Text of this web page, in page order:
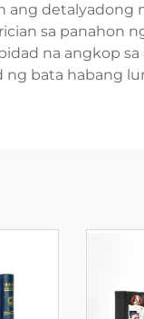
ang detalyadong
sa panahon
na angkop
ng bata habang